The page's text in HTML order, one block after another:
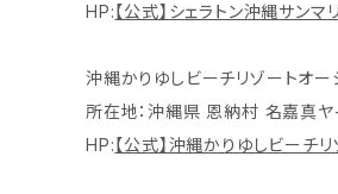
HP: 【公式】シェラトン沖縄サン
沖縄かりゆしビーチリゾートオー
所在地：沖縄県 恩納村 名嘉真
HP: 【公式】沖縄かりゆしビーチ